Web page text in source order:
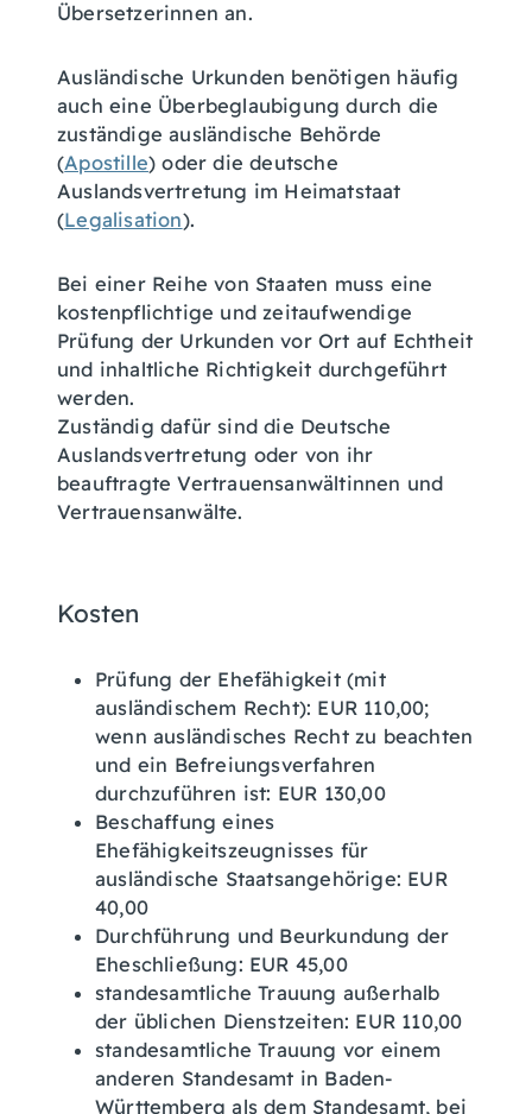
Übersetzerinnen an.
Ausländische Urkunden benötigen häufig
auch eine Überbeglaubigung durch die
zuständige ausländische Behörde
(Apostille) oder die deutsche
Auslandsvertretung im Heimatstaat
(Legalisation).
Bei einer Reihe von Staaten muss eine
kostenpflichtige und zeitaufwendige
Prüfung der Urkunden vor Ort auf Echtheit
und inhaltliche Richtigkeit durchgeführt
werden.
Zuständig dafür sind die Deutsche
Auslandsvertretung oder von ihr
beauftragte Vertrauensanwältinnen und
Vertrauensanwälte.
Kosten
Prüfung der Ehefähigkeit (mit
ausländischem Recht): EUR 110,00;
wenn ausländisches Recht zu beachten
und ein Befreiungsverfahren
durchzuführen ist: EUR 130,00
Beschaffung eines
Ehefähigkeitszeugnisses für
ausländische Staatsangehörige: EUR
40,00
Durchführung und Beurkundung der
Eheschließung: EUR 45,00
standesamtliche Trauung außerhalb
der üblichen Dienstzeiten: EUR 110,00
standesamtliche Trauung vor einem
anderen Standesamt in Baden-
Württemberg als dem Standesamt, bei